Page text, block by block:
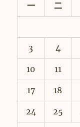
一 二
3 4
10 11
17 18
24 25